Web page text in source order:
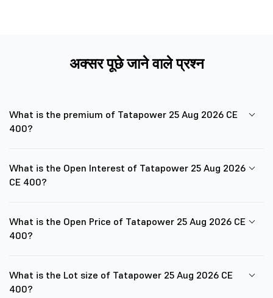
अक्सर पूछे जाने वाले प्रश्न
What is the premium of Tatapower 25 Aug 2026 CE
400?
What is the Open Interest of Tatapower 25 Aug 2026
CE 400?
What is the Open Price of Tatapower 25 Aug 2026 CE
400?
What is the Lot size of Tatapower 25 Aug 2026 CE
400?